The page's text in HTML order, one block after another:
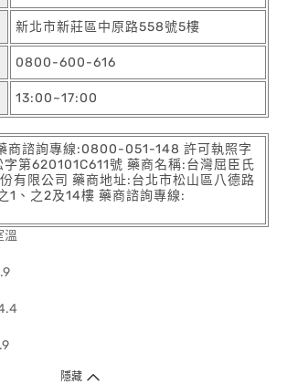
新北市新莊區中原路558號5樓
0800-600-616
13:00~17:00
商諮詢專線:0800-051-148 許可執照字
第620101C611號 藥商名稱:台灣屈臣氏
有限公司 藥商地址:台北市松山區八德路
1、之2及14樓 藥商諮詢專線:
溫
隱藏